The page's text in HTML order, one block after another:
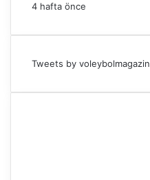
4 hafta önce
Tweets by voleybolmagazin